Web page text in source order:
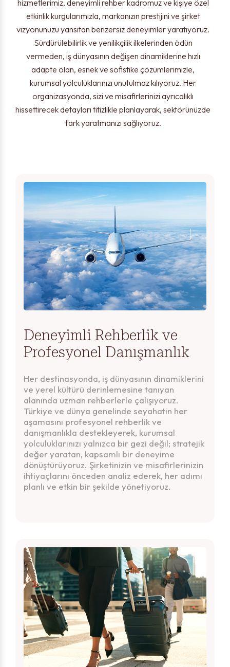
hizmetlerimiz, deneyimli rehber kadromuz ve kişiye özel
etkinlik kurgularımızla, markanızın prestijini ve şirket
vizyonunuzu yansıtan benzersiz deneyimler yaratıyoruz.
Sürdürülebilirlik ve yenilikçilik ilkelerinden ödün
vermeden, iş dünyasının değişen dinamiklerine hızlı
adapte olan, esnek ve sofistike çözümlerimizle,
kurumsal yolculuklarınızı unutulmaz kılıyoruz. Her
organizasyonda, sizi ve misafirlerinizi ayrıcalıklı
hissettirecek detayları titizlikle planlayarak, sektörünüzde
fark yaratmanızı sağlıyoruz.
Deneyimli Rehberlik ve
Profesyonel Danışmanlık
Her destinasyonda, iş dünyasının dinamiklerini
ve yerel kültürü derinlemesine tanıyan
alanında uzman rehberlerle çalışıyoruz.
Türkiye ve dünya genelinde seyahatin her
aşamasını profesyonel rehberlik ve
danışmanlıkla destekleyerek, kurumsal
yolculuklarınızı yalnızca bir gezi değil; stratejik
değer yaratan, kapsamlı bir deneyime
dönüştürüyoruz. Şirketinizin ve misafirlerinizin
ihtiyaçlarını önceden analiz ederek, her adımı
planlı ve etkin bir şekilde yönetiyoruz.